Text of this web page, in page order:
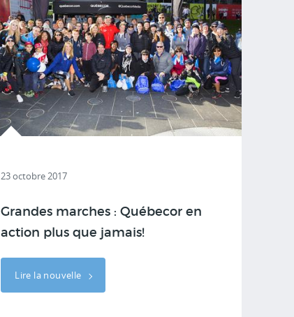
23 octobre 2017
Grandes marches : Québecor en
action plus que jamais!
Lire la nouvelle